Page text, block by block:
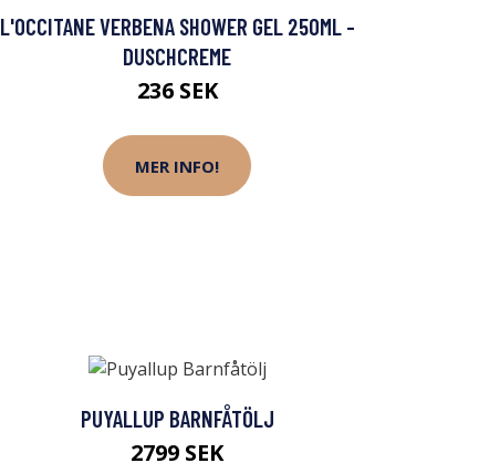
L'OCCITANE VERBENA SHOWER GEL 250ML -
DUSCHCREME
236 SEK
MER INFO!
PUYALLUP BARNFÅTÖLJ
2799 SEK